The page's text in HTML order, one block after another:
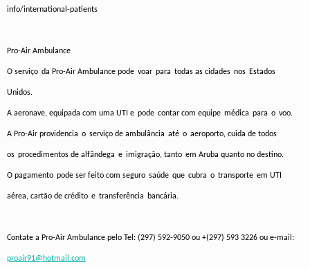
info/international-patients
Pro-Air Ambulance
O serviço da Pro-Air Ambulance pode voar para todas as cidades nos Estados
Unidos.
A aeronave, equipada com uma UTI e pode contar com equipe médica para o voo.
A Pro-Air providencia o serviço de ambulância até o aeroporto, cuida de todos
os procedimentos de alfândega e imigração, tanto em Aruba quanto no destino.
O pagamento pode ser feito com seguro saúde que cubra o transporte em UTI
aérea, cartão de crédito e transferência bancária.
Contate a Pro-Air Ambulance pelo Tel: (297) 592-9050 ou +(297) 593 3226 ou e-mail:
proair91@hotmail.com